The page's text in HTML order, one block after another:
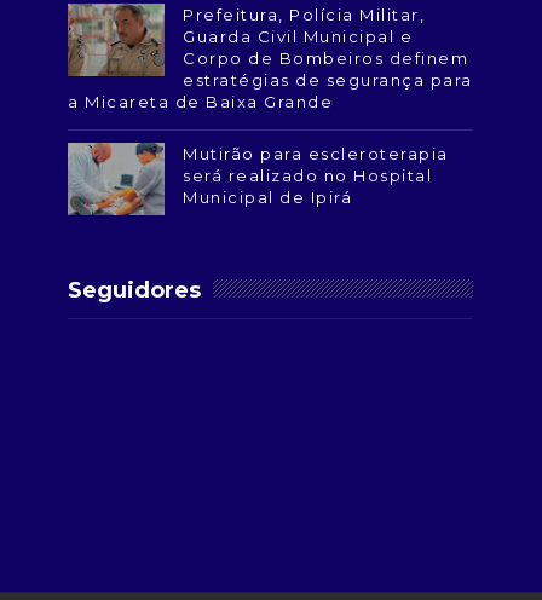
Prefeitura, Polícia Militar,
Guarda Civil Municipal e
Corpo de Bombeiros definem
estratégias de segurança para
a Micareta de Baixa Grande
Mutirão para escleroterapia
será realizado no Hospital
Municipal de Ipirá
Seguidores